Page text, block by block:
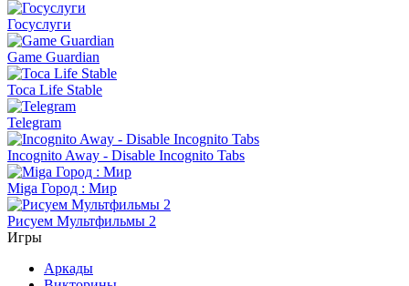
Госуслуги
Game Guardian
Toca Life Stable
Telegram
Incognito Away - Disable Incognito Tabs
Miga Город : Мир
Рисуем Мультфильмы 2
Игры
Аркады